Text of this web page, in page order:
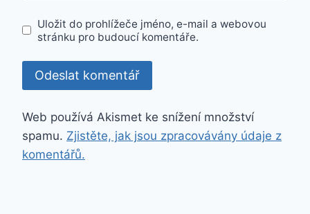
Uložit do prohlížeče jméno, e-mail a webovou
stránku pro budoucí komentáře.
Web používá Akismet ke snížení množství
spamu. Zjistěte, jak jsou zpracovávány údaje z
komentářů.